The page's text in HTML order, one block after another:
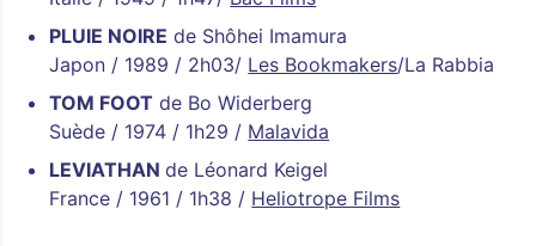
PLUIE NOIRE de Shôhei Imamura
Japon / 1989 / 2h03/ Les Bookmakers/La Rabbia
TOM FOOT de Bo Widerberg
Suède / 1974 / 1h29 / Malavida
LEVIATHANde Léonard Keigel
France / 1961 / 1h38 / Heliotrope Films